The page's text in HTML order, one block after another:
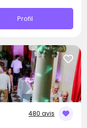
Profil
480 avis